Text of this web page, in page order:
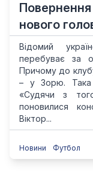
Повернення
нового
Відомий
перебуває за
Причому до
– у Зорю. Така
«Судячи з
поновилися
Віктор...
Новини Футбол